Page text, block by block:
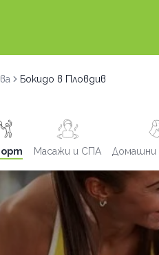
Бокидо в Пловдив
Масажи и СПА Домашни